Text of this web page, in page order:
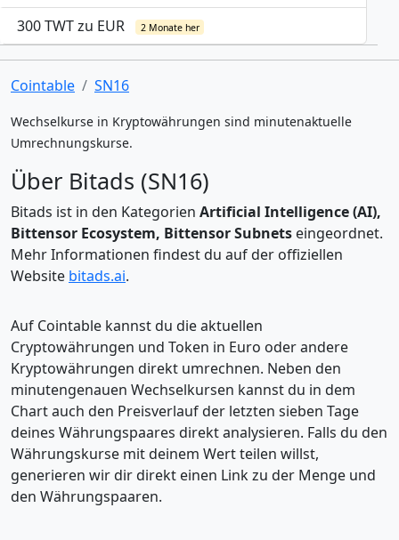
300 TWT zu EUR 2 Monate her
Cointable SN16
Wechselkurse in Kryptowährungen sind minutenaktuelle
Umrechnungskurse.
Über Bitads (SN16)
Bitads ist in den Kategorien Artificial Intelligence (AI),
Bittensor Ecosystem, Bittensor Subnets eingeordnet.
Mehr Informationen findest du auf der offiziellen
Website bitads.ai.
Auf Cointable kannst du die aktuellen
Cryptowährungen und Token in Euro oder andere
Kryptowährungen direkt umrechnen. Neben den
minutengenauen Wechselkursen kannst du in dem
Chart auch den Preisverlauf der letzten sieben Tage
deines Währungspaares direkt analysieren. Falls du den
Währungskurse mit deinem Wert teilen willst,
generieren wir dir direkt einen Link zu der Menge und
den Währungspaaren.